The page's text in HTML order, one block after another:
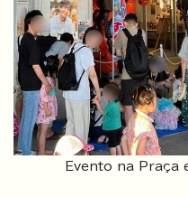
Evento na Praça